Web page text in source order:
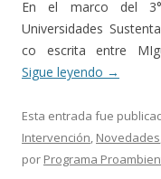
En el marco del
Universidades
co escrita entre
Sigue leyendo →
Esta entrada fue
Intervención, Novedades
por Programa